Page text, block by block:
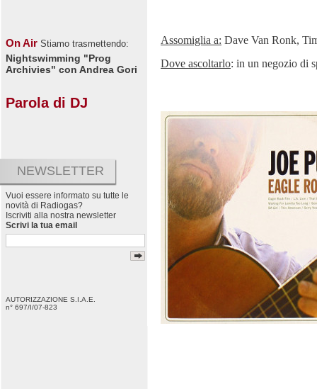
On Air Stiamo trasmettendo:
Nightswimming "Prog
Archivies" con Andrea Gori
Parola di DJ
NEWSLETTER
Vuoi essere informato su tutte le
novità di Radiogas?
Iscriviti alla nostra newsletter
Scrivi la tua email
AUTORIZZAZIONE S.I.A.E.
n° 697/I/07-823
Assomiglia a: Dave Van Ronk,
Dove ascoltarlo: in un negozio di